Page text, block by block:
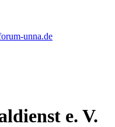
unna.de
e. V.